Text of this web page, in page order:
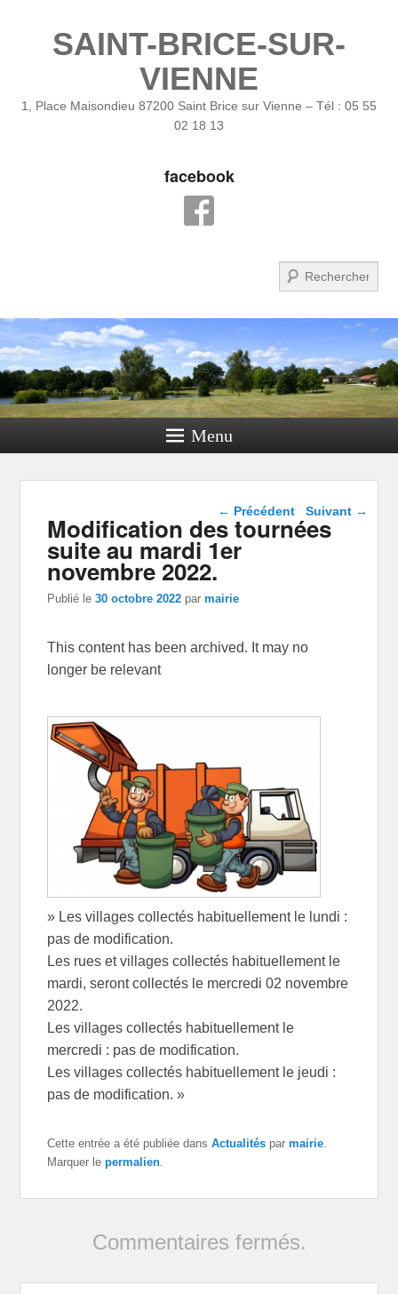
SAINT-BRICE-SUR-
VIENNE
1, Place Maisondieu 87200 Saint Brice sur Vienne – Tél : 05 55
02 18 13
facebook
Menu
Navigation dans les
articles
← Précédent Suivant →
Modification des tournées
suite au mardi 1er
novembre 2022.
Publié le30 octobre 2022 parmairie
This content has been archived. It may no
longer be relevant
» Les villages collectés habituellement le lundi :
pas de modification.
Les rues et villages collectés habituellement le
mardi, seront collectés le mercredi 02 novembre
2022.
Les villages collectés habituellement le
mercredi : pas de modification.
Les villages collectés habituellement le jeudi :
pas de modification. »
Cette entrée a été publiée dansActualités parmairie
Marquer lepermalien
Commentaires fermés.